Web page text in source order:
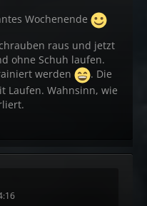
Wochenende
raus und jetzt
ohne Schuh laufen.
werden
. Die
Laufen. Wahnsinn, wie